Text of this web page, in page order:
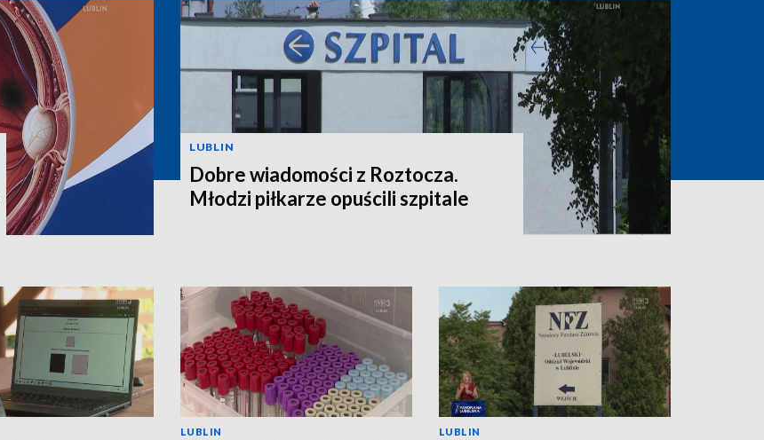
LUBLIN
Dobre wiadomości z Roztocza.
Młodzi piłkarze opuścili szpitale
LUBLIN LUBLIN